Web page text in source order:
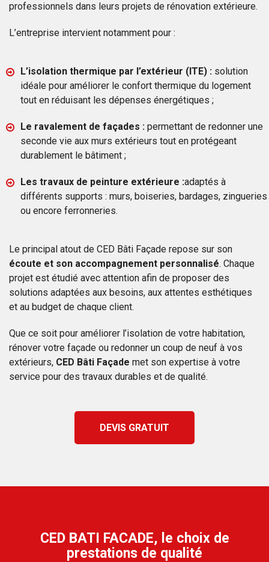
professionnels dans leurs projets de rénovation extérieure.
L’entreprise intervient notamment pour :
L’isolation thermique par l’extérieur (ITE) : solution
idéale pour améliorer le confort thermique du logement
tout en réduisant les dépenses énergétiques ;
Le ravalement de façades : permettant de redonner une
seconde vie aux murs extérieurs tout en protégeant
durablement le bâtiment ;
Les travaux de peinture extérieure :adaptés à
différents supports : murs, boiseries, bardages, zingueries
ou encore ferronneries.
Le principal atout de CED Bâti Façade repose sur son
écoute et son accompagnement personnalisé. Chaque
projet est étudié avec attention afin de proposer des
solutions adaptées aux besoins, aux attentes esthétiques
et au budget de chaque client.
Que ce soit pour améliorer l’isolation de votre habitation,
rénover votre façade ou redonner un coup de neuf à vos
extérieurs, CED Bâti Façade met son expertise à votre
service pour des travaux durables et de qualité.
DEVIS GRATUIT
CED BATI FACADE, le choix de
prestations de qualité